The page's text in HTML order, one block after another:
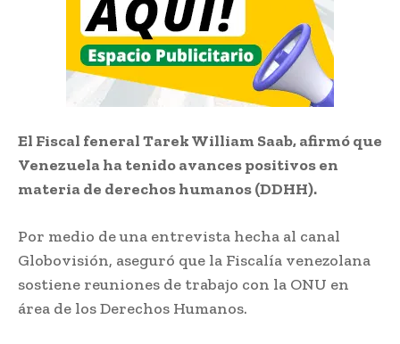
El Fiscal feneral Tarek William Saab,afirmó que
Venezuela ha tenido avances positivos en
materia de derechos humanos (DDHH).
Por medio de una entrevista hecha al canal
Globovisión, aseguró que la Fiscalía venezolana
sostiene reuniones de trabajo con la ONU en
área de los Derechos Humanos.